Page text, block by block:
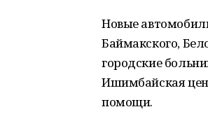
Новые
Баймакского,
городские
Ишимбайская
помощи.